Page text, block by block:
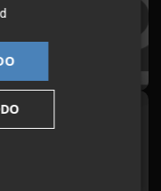
en tu email
medio